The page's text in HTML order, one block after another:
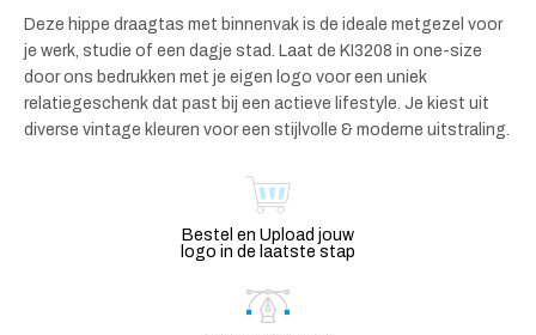
Deze hippe draagtas met binnenvak is de ideale metgezel voor
je werk, studie of een dagje stad. Laat de KI3208 in one-size
door ons bedrukken met je eigen logo voor een uniek
relatiegeschenk dat past bij een actieve lifestyle. Je kiest uit
diverse vintage kleuren voor een stijlvolle & moderne uitstraling.
Bestel en Upload jouw
logo in de laatste stap